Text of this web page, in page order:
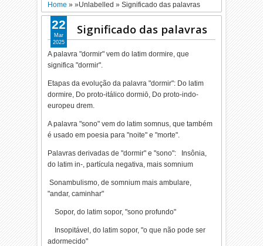
Home » »Unlabelled »Significado das palavras
Significado das palavras
A palavra "dormir" vem do latim dormire, que
significa "dormir".
Etapas da evolução da palavra "dormir": Do latim
dormire, Do proto-itálico dormiō, Do proto-indo-
europeu drem.
A palavra "sono" vem do latim somnus, que também
é usado em poesia para "noite" e "morte".
Palavras derivadas de "dormir" e "sono": Insônia,
do latim in-, partícula negativa, mais somnium
Sonambulismo, de somnium mais ambulare,
"andar, caminhar"
Sopor, do latim sopor, "sono profundo"
Insopitável, do latim sopor, "o que não pode ser
adormecido"
22
Mar
2025